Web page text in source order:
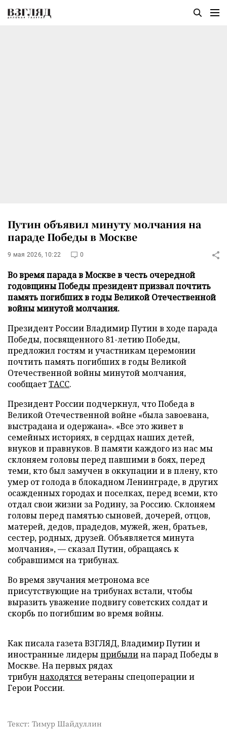
Путин объявил минуту молчания на
параде Победы в Москве
9 мая 2026, 10:22 0
Во время парада в Москве в честь очередной
годовщины Победы президент призвал почтить
память погибших в годы Великой Отечественной
войны минутой молчания.
Президент России Владимир Путин в ходе парада
Победы, посвященного 81-летию Победы,
предложил гостям и участникам церемонии
почтить память погибших в годы Великой
Отечественной войны минутой молчания,
сообщаетТАСС.
Президент России подчеркнул, что Победа в
Великой Отечественной войне «была завоевана,
выстрадана и одержана». «Все это живет в
семейных историях, в сердцах наших детей,
внуков и правнуков. В памяти каждого из нас мы
склоняем головы перед павшими в боях, перед
теми, кто был замучен в оккупации и в плену, кто
умер от голода в блокадном Ленинграде, в других
осажденных городах и поселках, перед всеми, кто
отдал свои жизни за Родину, за Россию. Склоняем
головы перед памятью сыновей, дочерей, отцов,
матерей, дедов, прадедов, мужей, жен, братьев,
сестер, родных, друзей. Объявляется минута
молчания», — сказал Путин, обращаясь к
собравшимся на трибунах.
Во время звучания метронома все
присутствующие на трибунах встали, чтобы
выразить уважение подвигу советских солдат и
скорбь по погибшим во время войны.
Как писала газета ВЗГЛЯД, Владимир Путин и
иностранные лидерыприбылина парад Победы в
Москве. На первых рядах
трибун находятсяветераны спецоперации и
Герои России.
Текст: Тимур Шайдуллин